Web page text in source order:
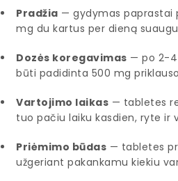
Pradžia — gydymas paprastai
mg du kartus per dieną
Dozės koregavimas — po 2-4
būti padidinta 500 mg
Vartojimo laikas — tabletes
tuo pačiu laiku kasdien, ryte ir
Priėmimo būdas — tabletes
užgeriant pakankamu kiekiu